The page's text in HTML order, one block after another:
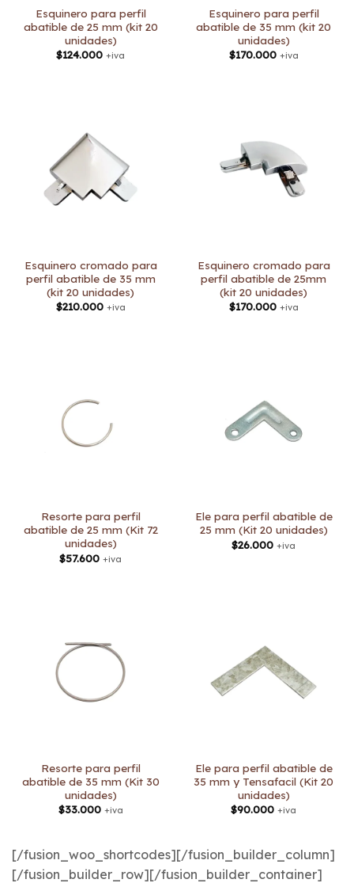
Esquinero para perfil
abatible de 25 mm (kit 20
unidades)
$124.000 +iva
Esquinero para perfil
abatible de 35 mm (kit 20
unidades)
$170.000 +iva
Esquinero cromado para
perfil abatible de 35 mm
(kit 20 unidades)
$210.000 +iva
Esquinero cromado para
perfil abatible de 25mm
(kit 20 unidades)
$170.000 +iva
Resorte para perfil
abatible de 25 mm (Kit 72
unidades)
$57.600 +iva
Ele para perfil abatible de
25 mm (Kit 20 unidades)
$26.000 +iva
Resorte para perfil
abatible de 35 mm (Kit 30
unidades)
$33.000 +iva
Ele para perfil abatible de
35 mm y Tensafacil (Kit 20
unidades)
$90.000 +iva
[/fusion_woo_shortcodes][/fusion_builder_column]
[/fusion_builder_row][/fusion_builder_container]